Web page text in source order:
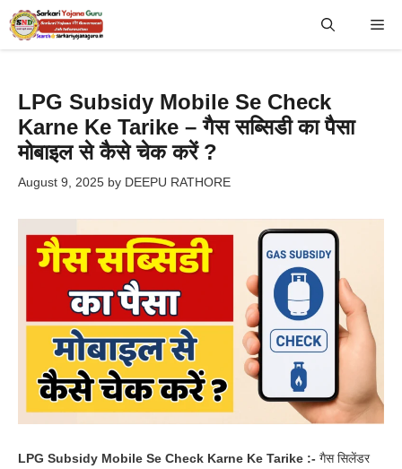
Skip
to
LPG Subsidy Mobile Se Check
Karne Ke Tarike – गैस सब्सिडी का पैसा
मोबाइल से कैसे चेक करें ?
August 9, 2025 by DEEPU RATHORE
LPG Subsidy Mobile Se Check Karne Ke Tarike :- गैस सिलेंडर